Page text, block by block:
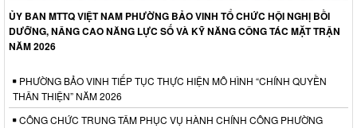
ỦY BAN MTTQ VIỆT NAM PHƯỜNG BẢO VINH TỔ CHỨC HỘI NGHỊ BỒI
DƯỠNG, NÂNG CAO NĂNG LỰC SỐ VÀ KỸ NĂNG CÔNG TÁC MẶT TRẬN
NĂM 2026
PHƯỜNG BẢO VINH TIẾP TỤC THỰC HIỆN MÔ HÌNH “CHÍNH QUYỀN
THÂN THIỆN” NĂM 2026
CÔNG CHỨC TRUNG TÂM PHỤC VỤ HÀNH CHÍNH CÔNG PHƯỜNG